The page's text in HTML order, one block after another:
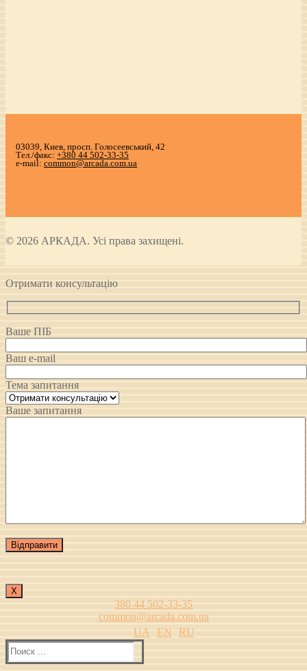
03039, Киев, просп. Голосеевський, 42
Тел./факс: +380 44 502-33-35
e-mail: common@arcada.com.ua
© 2026 АРКАДА. Усі права захищені.
Отримати консультацію
Ваше ПІБ
Ваш e-mail
Тема запитання
Ваше запитання
Х
380 44 502-33-35
common@arcada.com.ua
UA
EN
RU
Найти: